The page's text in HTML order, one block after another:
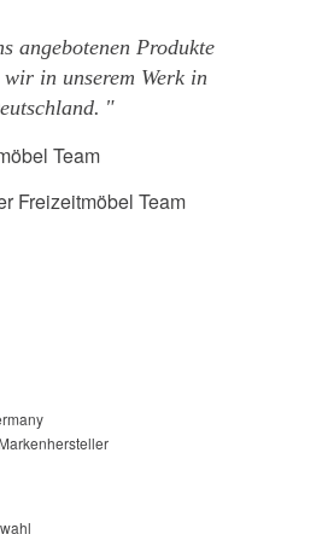
angebotenen Produkte
wir in unserem Werk in
Freizeitmöbel Team